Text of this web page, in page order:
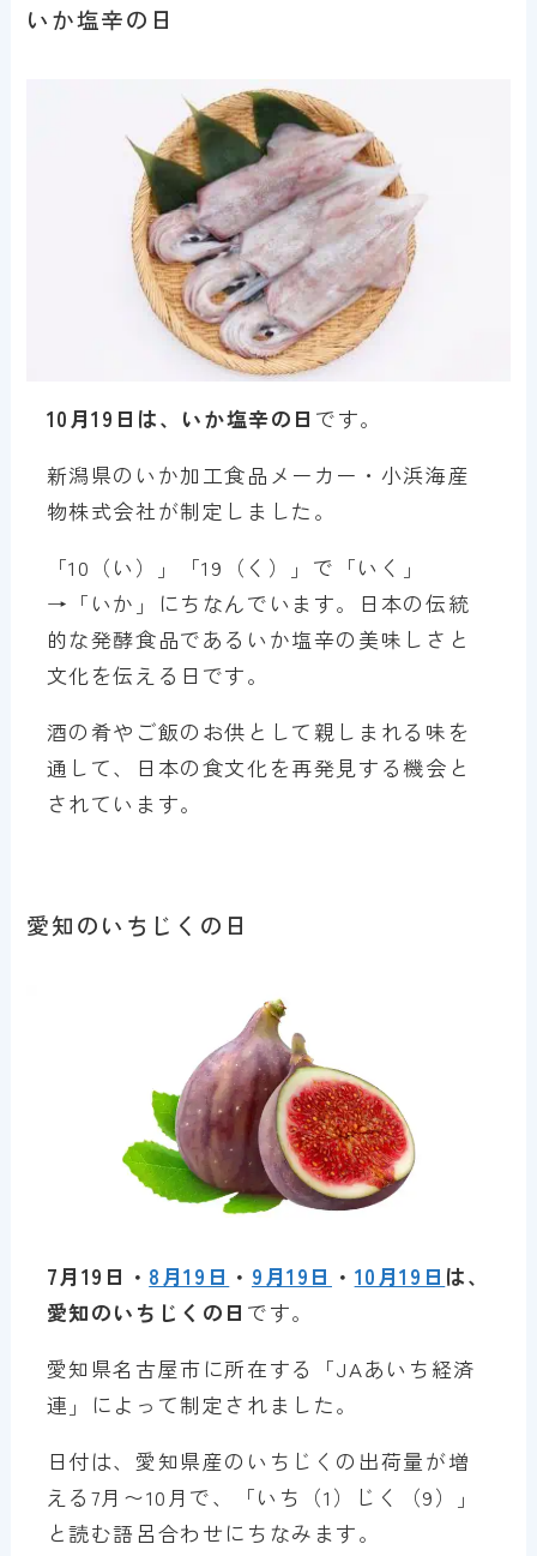
いか塩辛の日
10月19日は、いか塩辛の日 です。
新潟県のいか加工食品メーカー・小浜海産
物株式会社が制定しました。
「10（い）」「19（く）」で「いく」
→「いか」にちなんでいます。日本の伝統
的な発酵食品であるいか塩辛の美味しさと
文化を伝える日です。
酒の肴やご飯のお供として親しまれる味を
通して、日本の食文化を再発見する機会と
されています。
愛知のいちじくの日
7月19日・ 8月19日 ・ 9月19日 ・ 10月19日 は、
愛知のいちじくの日 です。
愛知県名古屋市に所在する「JAあいち経済
連」によって制定されました。
日付は、愛知県産のいちじくの出荷量が増
える7月〜10月で、「いち（1）じく（9）」
と読む語呂合わせにちなみます。